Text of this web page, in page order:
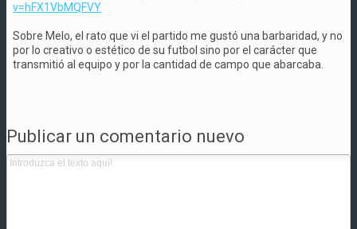
v=hFX1VbMQFVY
Sobre Melo, el rato que vi el partido me gustó una barbaridad, y no
por lo creativo o estético de su futbol sino por el carácter que
transmitió al equipo y por la cantidad de campo que abarcaba.
Publicar un comentario nuevo